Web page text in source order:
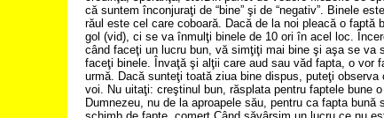
că suntem înconjuraţi de “bine” şi de “negativ”. Binele
răul este cel care coboară. Dacă de la noi pleacă o faptă
gol (vid), ci se va înmulţi binele de 10 ori în acel loc.
când faceţi un lucru bun, vă simţiţi mai bine şi aşa se va
faceţi binele. Învaţă şi alţii care aud sau văd fapta, o vor
urmă. Dacă sunteţi toată ziua bine dispus, puteţi observa
voi. Nu uitaţi: creştinul bun, răsplata pentru faptele bune
Dumnezeu, nu de la aproapele său, pentru ca fapta bună